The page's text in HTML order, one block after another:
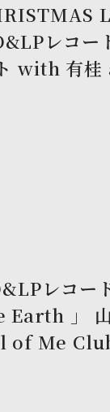
レコー
with 有
レコー
Earth 」
of Me